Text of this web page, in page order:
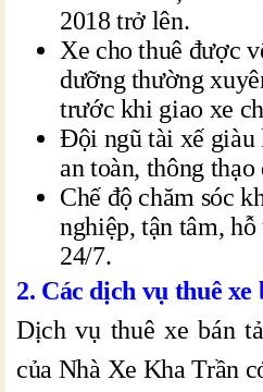
2018 trở lên.
Xe cho thuê được
dưỡng thường
trước khi giao xe
Đội ngũ tài xế giàu
an toàn, thông thạo
Chế độ chăm sóc
nghiệp, tận tâm,
24/7.
2. Các dịch vụ thuê
Dịch vụ thuê xe bán
của Nhà Xe Kha Trần